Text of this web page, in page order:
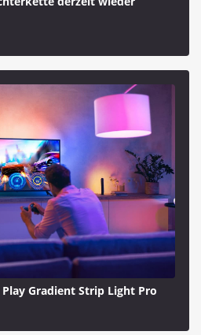
Gradient Strip Light Pro